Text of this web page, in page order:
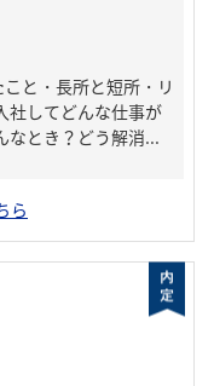
と・長所と短所・リ
社してどんな仕事が
なとき？どう解消...
ら